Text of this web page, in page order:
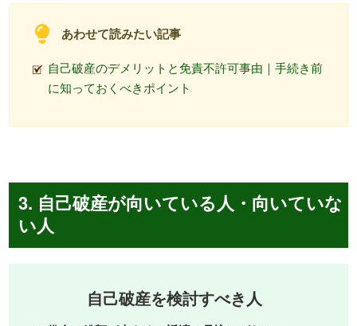
あわせて読みたい記事
自己破産のデメリットと免責不許可事由｜手続き前
に知っておくべきポイント
3. 自己破産が向いている人・向いていな
い人
自己破産を検討すべき人